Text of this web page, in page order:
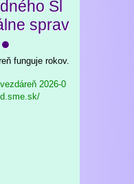
Sl
sprav
funguje rokov.
2026-0